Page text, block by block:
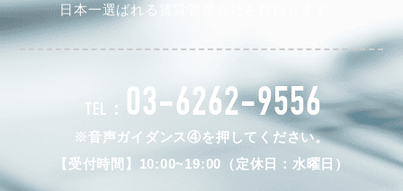
日本一選ばれる賃貸管理会社を目指します。
TEL： 03-6262-9556
※音声ガイダンス④を押してください。
【受付時間】10:00~19:00（定休日：水曜日）